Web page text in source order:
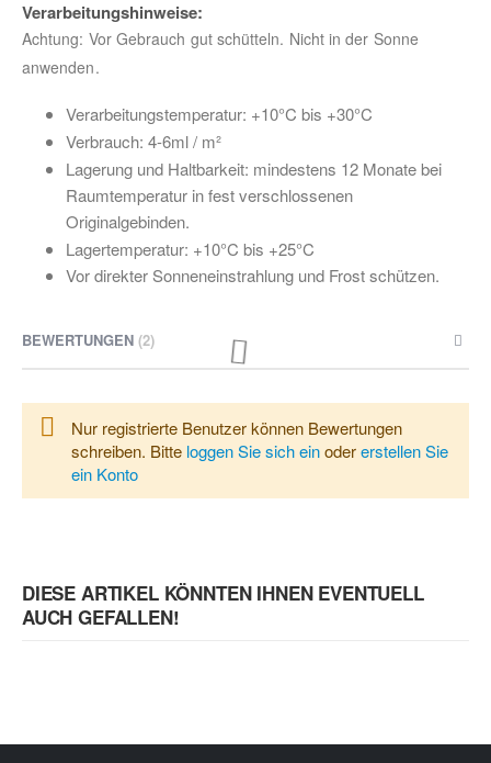
Achtung: Vor Gebrauch gut schütteln. Nicht in der Sonne
anwenden.
Verarbeitungstemperatur: +10°C bis +30°C
Verbrauch: 4-6ml / m²
Lagerung und Haltbarkeit: mindestens 12 Monate bei
Raumtemperatur in fest verschlossenen
Originalgebinden.
Lagertemperatur: +10°C bis +25°C
Vor direkter Sonneneinstrahlung und Frost schützen.
BEWERTUNGEN 2
Nur registrierte Benutzer können Bewertungen
schreiben. Bitte loggen Sie sich einodererstellen Sie
ein Konto
DIESE ARTIKEL KÖNNTEN IHNEN EVENTUELL
AUCH GEFALLEN!